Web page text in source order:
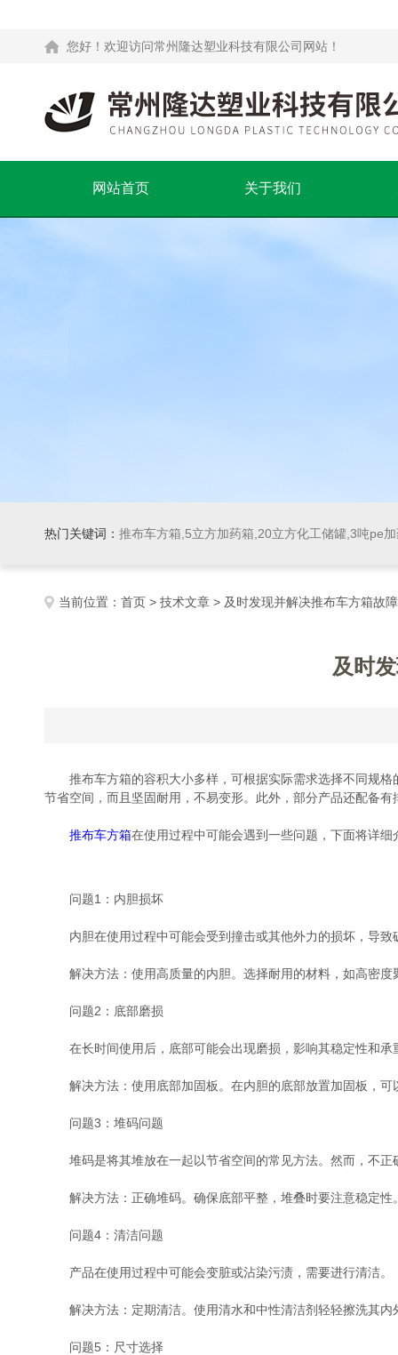
您好！欢迎访问常州隆达塑业科技有限公司网站！
网站首页 关于我们
热门关键词： 推布车方箱,5立方加药箱,20立方化工储罐,3吨pe
当前位置： 首页 > 技术文章 > 及时发现并解决推布车方箱故
及时
推布车方箱的容积大小多样，可根据实际需求选择不同规格
节省空间，而且坚固耐用，不易变形。此外，部分产品还配备
推布车方箱在使用过程中可能会遇到一些问题，下面将详
问题1：内胆损坏
内胆在使用过程中可能会受到撞击或其他外力的损坏，导致
解决方法：使用高质量的内胆。选择耐用的材料，如高密度
问题2：底部磨损
在长时间使用后，底部可能会出现磨损，影响其稳定性和承
解决方法：使用底部加固板。在内胆的底部放置加固板，可
问题3：堆码问题
堆码是将其堆放在一起以节省空间的常见方法。然而，不正
解决方法：正确堆码。确保底部平整，堆叠时要注意稳定性
问题4：清洁问题
产品在使用过程中可能会变脏或沾染污渍，需要进行清洁。
解决方法：定期清洁。使用清水和中性清洁剂轻轻擦洗其内
问题5：尺寸选择